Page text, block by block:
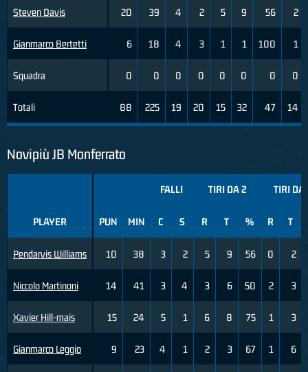
Steven Davis
Gianmarco Bertetti
Squadra
Totali
20 39 4 2 5 9 56 2
6 18 4 3 1 1 100 1
0 0 0 0 0 0 0 0
88 225 19 20 15 32 47 14
Novipiù JB Monferrato
PLAYER
Pendarvis Williams
Niccolo Martinoni
Xavier Hill-mais
Gianmarco Leggio
FALLI TIRI DA 2 TIRI DA
PUN MIN C S R T % R T
10 38 3 2 5 9 56 0 2
14 41 3 4 3 6 50 2 3
15 24 5 1 6 8 75 1 3
9 23 4 1 2 3 67 1 6